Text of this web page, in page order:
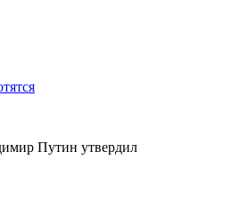
Путин утвердил